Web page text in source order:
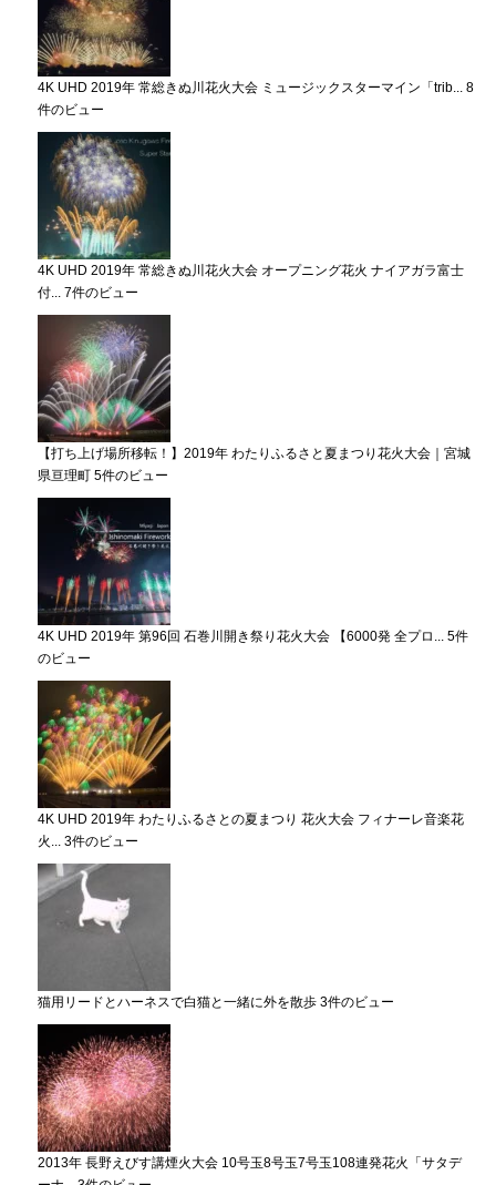
4K UHD 2019年 常総きぬ川花火大会 ミュージックスターマイン「trib... 8
件のビュー
4K UHD 2019年 常総きぬ川花火大会 オープニング花火 ナイアガラ富士
付... 7件のビュー
【打ち上げ場所移転！】2019年 わたりふるさと夏まつり花火大会｜宮城
県亘理町 5件のビュー
4K UHD 2019年 第96回 石巻川開き祭り花火大会 【6000発 全プロ... 5件
のビュー
4K UHD 2019年 わたりふるさとの夏まつり 花火大会 フィナーレ音楽花
火... 3件のビュー
猫用リードとハーネスで白猫と一緒に外を散歩 3件のビュー
2013年 長野えびす講煙火大会 10号玉8号玉7号玉108連発花火「サタデ